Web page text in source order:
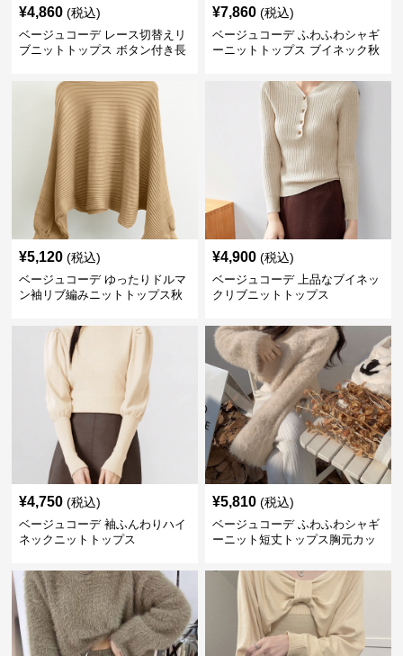
¥4,860 (税込)
ベージュコーデ レース切替えリ
ブニットトップス ボタン付き長
¥7,860 (税込)
ベージュコーデ ふわふわシャギ
ーニットトップス ブイネック秋
¥5,120 (税込)
ベージュコーデ ゆったりドルマ
ン袖リブ編みニットトップス秋
¥4,900 (税込)
ベージュコーデ 上品なブイネッ
クリブニットトップス
¥4,750 (税込)
ベージュコーデ 袖ふんわりハイ
ネックニットトップス
¥5,810 (税込)
ベージュコーデ ふわふわシャギ
ーニット短丈トップス胸元カッ